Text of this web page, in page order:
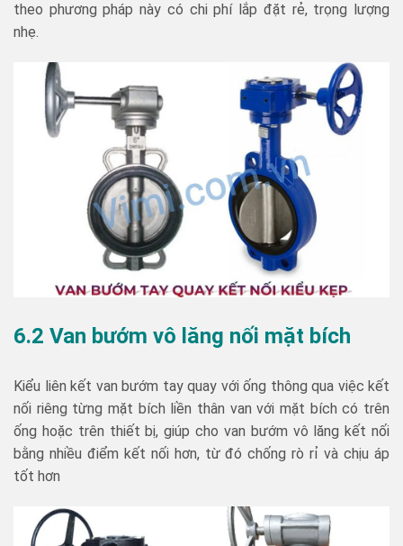
theo phương pháp này có chi phí lắp đặt rẻ, trọng lượng
nhẹ.
6.2 Van bướm vô lăng nối mặt bích
Kiểu liên kết van bướm tay quay với ống thông qua việc kết
nối riêng từng mặt bích liền thân van với mặt bích có trên
ống hoặc trên thiết bị, giúp cho van bướm vô lăng kết nối
bằng nhiều điểm kết nối hơn, từ đó chống rò rỉ và chịu áp
tốt hơn